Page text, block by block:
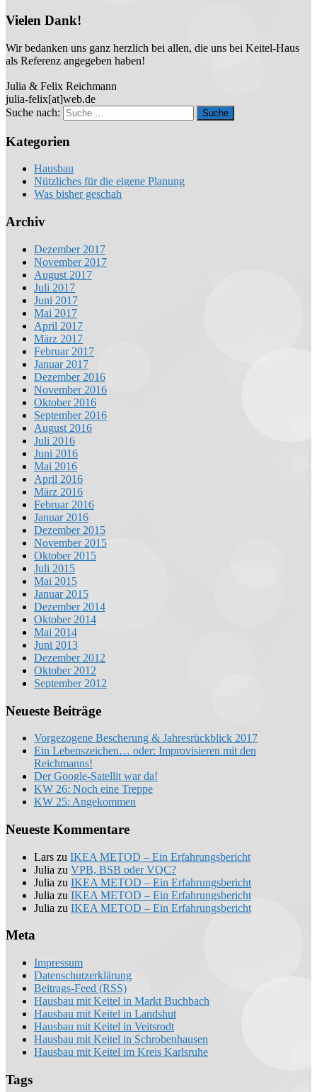
Vielen Dank!
Wir bedanken uns ganz herzlich bei allen, die uns bei Keitel-Haus
als Referenz angegeben haben!
Julia & Felix Reichmann
julia-felix[at]web.de
Suche nach:
Kategorien
Hausbau
Nützliches für die eigene Planung
Was bisher geschah
Archiv
Dezember 2017
November 2017
August 2017
Juli 2017
Juni 2017
Mai 2017
April 2017
März 2017
Februar 2017
Januar 2017
Dezember 2016
November 2016
Oktober 2016
September 2016
August 2016
Juli 2016
Juni 2016
Mai 2016
April 2016
März 2016
Februar 2016
Januar 2016
Dezember 2015
November 2015
Oktober 2015
Juli 2015
Mai 2015
Januar 2015
Dezember 2014
Oktober 2014
Mai 2014
Juni 2013
Dezember 2012
Oktober 2012
September 2012
Neueste Beiträge
Vorgezogene Bescherung & Jahresrückblick 2017
Ein Lebenszeichen… oder: Improvisieren mit den
Reichmanns!
Der Google-Satellit war da!
KW 26: Noch eine Treppe
KW 25: Angekommen
Neueste Kommentare
Lars zu IKEA METOD – Ein Erfahrungsbericht
Julia zu VPB, BSB oder VQC?
Julia zu IKEA METOD – Ein Erfahrungsbericht
Julia zu IKEA METOD – Ein Erfahrungsbericht
Julia zu IKEA METOD – Ein Erfahrungsbericht
Meta
Impressum
Datenschutzerklärung
Beitrags-Feed (RSS)
Hausbau mit Keitel in Markt Buchbach
Hausbau mit Keitel in Landshut
Hausbau mit Keitel in Veitsrodt
Hausbau mit Keitel in Schrobenhausen
Hausbau mit Keitel im Kreis Karlsruhe
Tags